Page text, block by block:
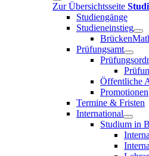
Zur Übersichtsseite
Studiengänge
Studieneinstieg
Prüfungsamt
Öffentliche
Promotionen
Termine & Fristen
International
Studium in